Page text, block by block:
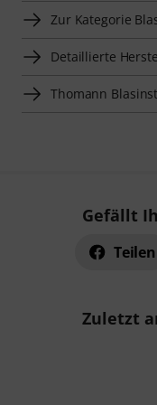
Zur Kategorie
Detaillierte
Thomann
Gefällt
Teilen
Zuletzt